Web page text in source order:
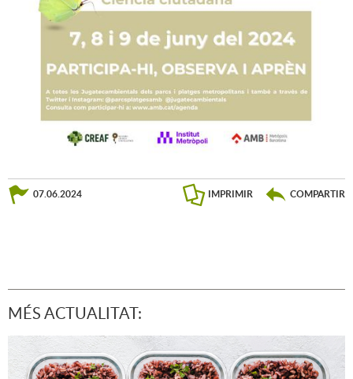
07.06.2024 IMPRIMIR COMPARTIR
MÉS ACTUALITAT: